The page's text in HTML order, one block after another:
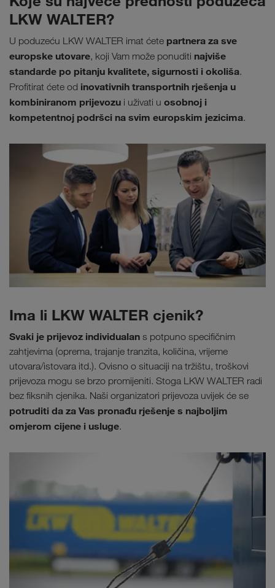
LKW WALTER?
U poduzeću LKW WALTER imat ćete partnera za sve
europske utovare, koji Vam može ponuditi najviše
standarde po pitanju kvalitete, sigurnosti i okoliša.
Profitirat ćete od inovativnih transportnih rješenja u
kombiniranom prijevozu i uživati u osobnoj i
kompetentnoj podršci na svim europskim jezicima.
Ima li LKW WALTER cjenik?
Svaki je prijevoz individualan s potpuno specifičnim
zahtjevima (oprema, trajanje tranzita, količina, vrijeme
utovara/istovara itd.). Ovisno o situaciji na tržištu, troškovi
prijevoza mogu se brzo promijeniti. Stoga LKW WALTER radi
bez fiksnih cjenika. Naši organizatori prijevoza uvijek će se
potruditi da za Vas pronađu rješenje s najboljim
omjerom cijene i usluge.